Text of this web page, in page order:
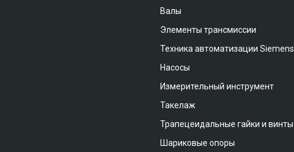
Валы
Элементы трансмиссии
Техника автоматизации Siemens
Насосы
Измерительный инструмент
Такелаж
Трапецеидальные гайки и винты
Шариковые опоры